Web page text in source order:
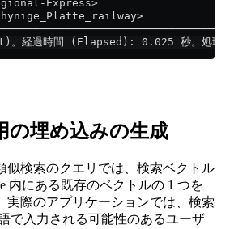
Express>
経過時間 (Elapsed): 0.025 秒。処理
の埋め込みの生成
似検索のクエリでは、検索ベクトル
内にある既存のベクトルの 1 つを
実際のアプリケーションでは、検索
で入力される可能性のあるユーザ